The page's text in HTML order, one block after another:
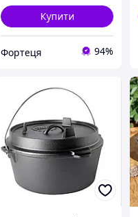
Купити
Фортеця 94%